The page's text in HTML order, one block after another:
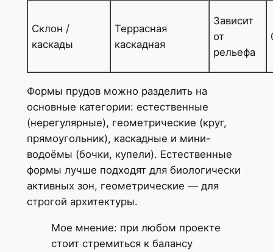
Склон /
каскады
Террасная
каскадная
Зависит
от
рельефа
Формы прудов можно разделить на
основные категории: естественные
(нерегулярные), геометрические (круг,
прямоугольник), каскадные и мини-
водоёмы (бочки, купели). Естественные
формы лучше подходят для биологически
активных зон, геометрические — для
строгой архитектуры.
Мое мнение: при любом проекте
стоит стремиться к балансу